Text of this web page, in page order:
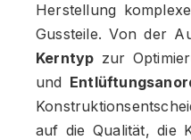
Herstellung
Gussteile. Von der
Kerntyp zur
und
auf die Qualität, die